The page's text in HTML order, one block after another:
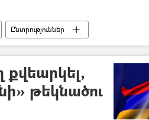
Ընտրություններ
քվեարկել,
թեկնածու